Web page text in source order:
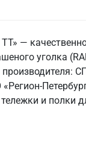
—
уголка
и полки